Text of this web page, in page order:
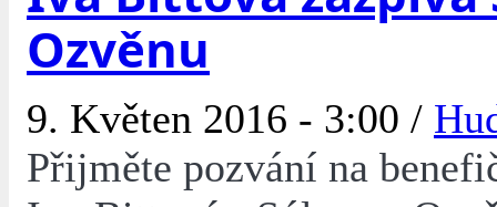
Ozvěnu
9. Květen 2016 - 3:00 /
Přijměte pozvání na